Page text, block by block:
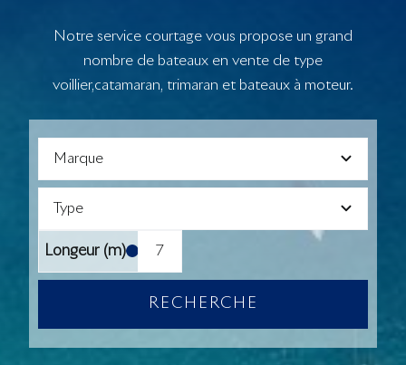
Bateaux d’occasion
Notre service courtage vous propose un grand
nombre de bateaux en vente de type
voillier,catamaran, trimaran et bateaux à moteur.
Longeur (m)
RECHERCHE